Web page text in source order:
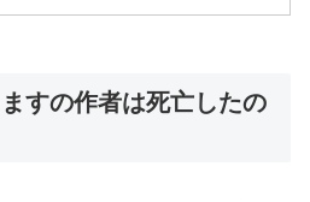
すの作者は死亡したの